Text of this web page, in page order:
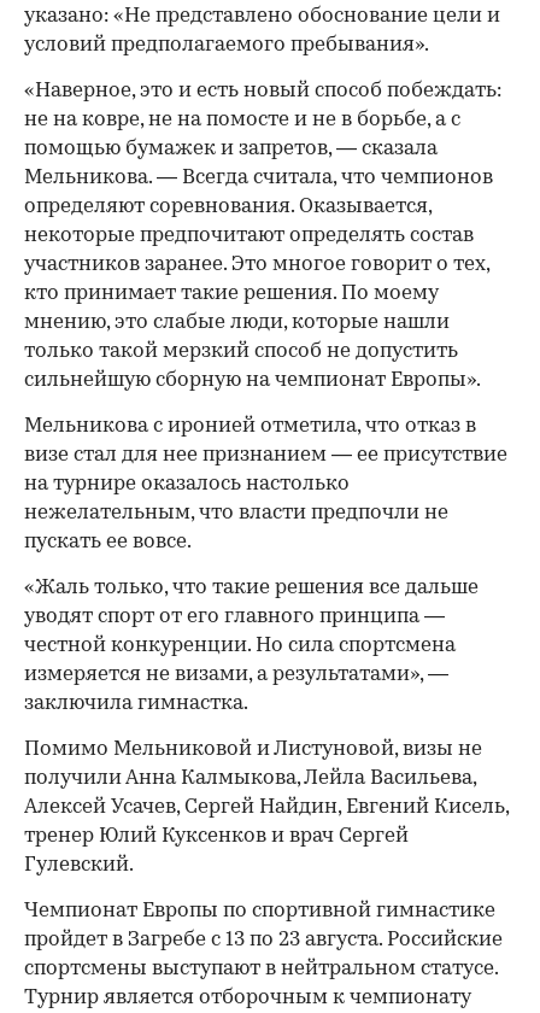
указано: «Не представлено обоснование цели и
условий предполагаемого пребывания».
«Наверное, это и есть новый способ побеждать:
не на ковре, не на помосте и не в борьбе, а с
помощью бумажек и запретов, — сказала
Мельникова. — Всегда считала, что чемпионов
определяют соревнования. Оказывается,
некоторые предпочитают определять состав
участников заранее. Это многое говорит о тех,
кто принимает такие решения. По моему
мнению, это слабые люди, которые нашли
только такой мерзкий способ не допустить
сильнейшую сборную на чемпионат Европы».
Мельникова с иронией отметила, что отказ в
визе стал для нее признанием — ее присутствие
на турнире оказалось настолько
нежелательным, что власти предпочли не
пускать ее вовсе.
«Жаль только, что такие решения все дальше
уводят спорт от его главного принципа —
честной конкуренции. Но сила спортсмена
измеряется не визами, а результатами», —
заключила гимнастка.
Помимо Мельниковой и Листуновой, визы не
получили Анна Калмыкова, Лейла Васильева,
Алексей Усачев, Сергей Найдин, Евгений Кисель,
тренер Юлий Куксенков и врач Сергей
Гулевский.
Чемпионат Европы по спортивной гимнастике
пройдет в Загребе с 13 по 23 августа. Российские
спортсмены выступают в нейтральном статусе.
Турнир является отборочным к чемпионату